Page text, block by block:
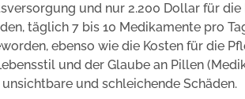
und nur 2.200 Dollar für die
täglich 7 bis 10 Medikamente pro
ebenso wie die Kosten für die
und der Glaube an Pillen
und schleichende Schäden.